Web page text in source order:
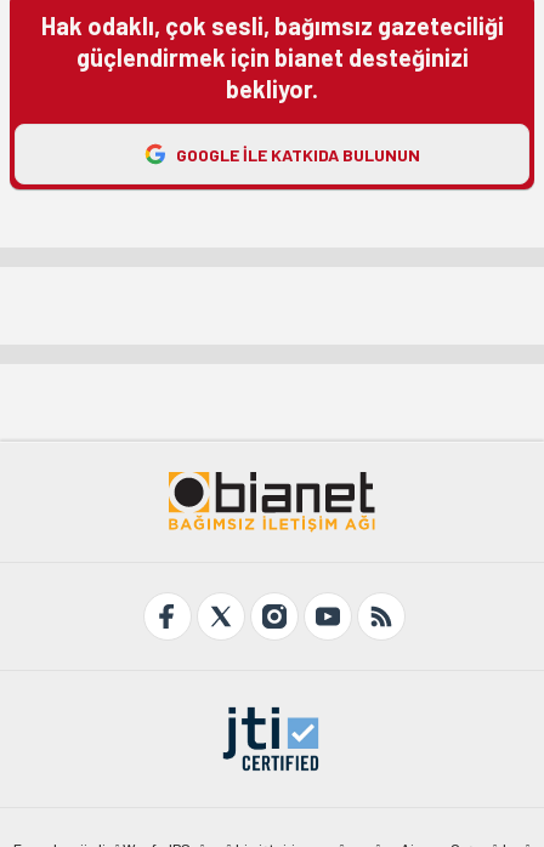
Hak odaklı, çok sesli, bağımsız gazeteciliği
güçlendirmek için bianet desteğinizi
bekliyor.
GOOGLE ILE KATKIDA BULUNUN